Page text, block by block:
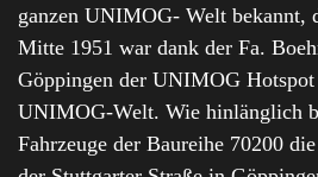
ganzen UNIMOG- Welt bekannt,
Mitte 1951 war dank der Fa.
Göppingen der UNIMOG Hotspot
UNIMOG-Welt. Wie hinlänglich
Fahrzeuge der Baureihe 70200